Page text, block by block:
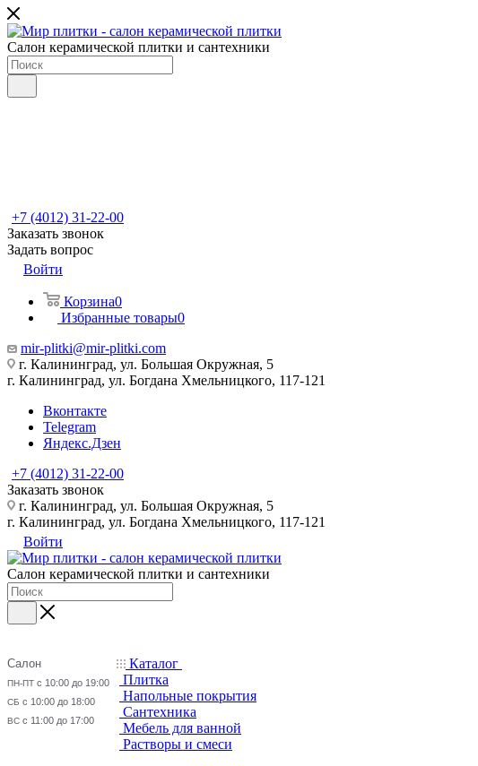
Салон керамической плитки и сантехники
+7 (4012) 31-22-00
Заказать звонок
Задать вопрос
Войти
Корзина0
Избранные товары0
mir-plitki@mir-plitki.com
г. Калининград, ул. Большая Окружная, 5
г. Калининград, ул. Богдана Хмельницкого, 117-121
Вконтакте
Telegram
Яндекс.Дзен
+7 (4012) 31-22-00
Заказать звонок
г. Калининград, ул. Большая Окружная, 5
г. Калининград, ул. Богдана Хмельницкого, 117-121
Войти
Салон керамической плитки и сантехники
Салон
ПН-ПТ с 10:00 до 19:00
СБ с 10:00 до 18:00
ВС с 11:00 до 17:00
Каталог
Плитка
Напольные покрытия
Сантехника
Мебель для ванной
Растворы и смеси